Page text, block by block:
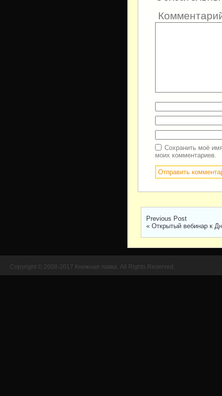
Сохранить моё
моих комментариев.
Previous Post
« Открытый вебинар к
Copyright © 2008-2017 Книжная лавка. All Rights Reserved.